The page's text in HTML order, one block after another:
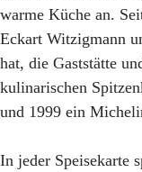
warme Küche an.
Eckart Witzigmann
hat, die Gaststätte
kulinarischen
und 1999 ein
In jeder Speisekarte